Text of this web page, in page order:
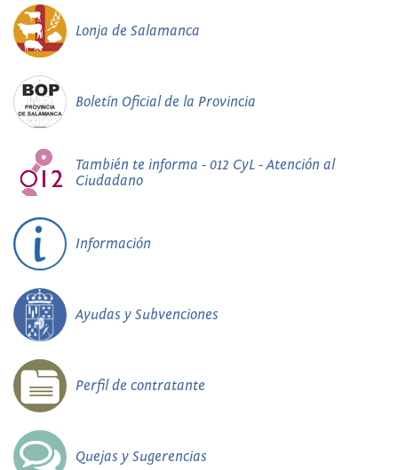
Lonja de Salamanca
Boletín Oficial de la Provincia
También te informa - 012 CyL - Atención al
Ciudadano
Información
Ayudas y Subvenciones
Perfil de contratante
Quejas y Sugerencias